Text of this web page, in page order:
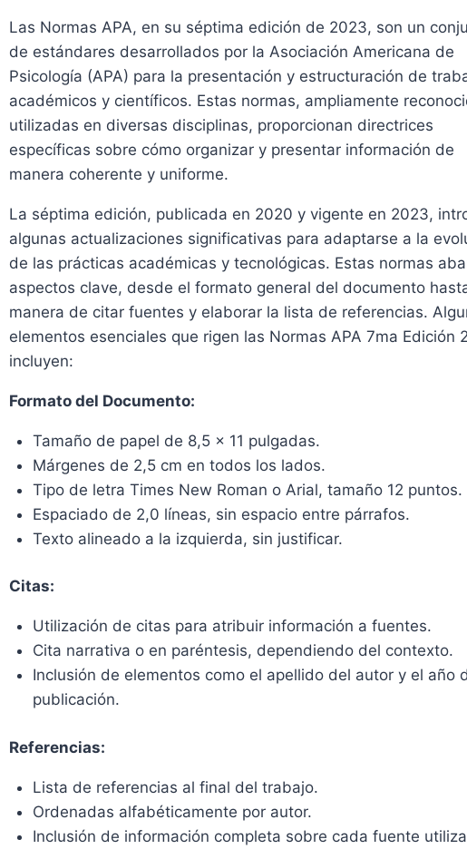
Las Normas APA, en su séptima edición de 2023, son un
de estándares desarrollados por la Asociación Americana de
Psicología (APA) para la presentación y estructuración de
académicos y científicos. Estas normas, ampliamente
utilizadas en diversas disciplinas, proporcionan directrices
específicas sobre cómo organizar y presentar información de
manera coherente y uniforme.
La séptima edición, publicada en 2020 y vigente en 2023,
algunas actualizaciones significativas para adaptarse a la
de las prácticas académicas y tecnológicas. Estas normas
aspectos clave, desde el formato general del documento
manera de citar fuentes y elaborar la lista de referencias.
elementos esenciales que rigen las Normas APA 7ma Edición
incluyen:
Formato del Documento:
Tamaño de papel de 8,5 x 11 pulgadas.
Márgenes de 2,5 cm en todos los lados.
Tipo de letra Times New Roman o Arial, tamaño 12 puntos.
Espaciado de 2,0 líneas, sin espacio entre párrafos.
Texto alineado a la izquierda, sin justificar.
Citas:
Utilización de citas para atribuir información a fuentes.
Cita narrativa o en paréntesis, dependiendo del contexto.
Inclusión de elementos como el apellido del autor y el año
publicación.
Referencias:
Lista de referencias al final del trabajo.
Ordenadas alfabéticamente por autor.
Inclusión de información completa sobre cada fuente